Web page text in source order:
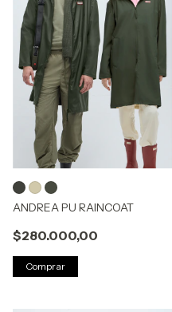
ANDREA PU RAINCOAT
$280.000,00
Comprar